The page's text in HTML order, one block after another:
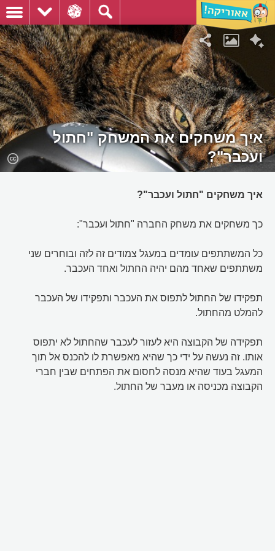
איך משחקים את המשחק "חתול
ועכבר"?
איך משחקים "חתול ועכבר"?
כך משחקים את משחק החברה "חתול ועכבר":
כל המשתתפים עומדים במעגל צמודים זה לזה ובוחרים שני
משתתפים שאחד מהם יהיה החתול ואחד העכבר.
תפקידו של החתול לתפוס את העכבר ותפקידו של העכבר
להמלט מהחתול.
תפקידה של הקבוצה היא לעזור לעכבר שהחתול לא יתפוס
אותו. זה נעשה על ידי כך שהיא מאפשרת לו להכנס אל תוך
המעגל בעוד שהיא מנסה לחסום את הפתחים שבין חברי
הקבוצה מכניסה או מעבר של החתול.